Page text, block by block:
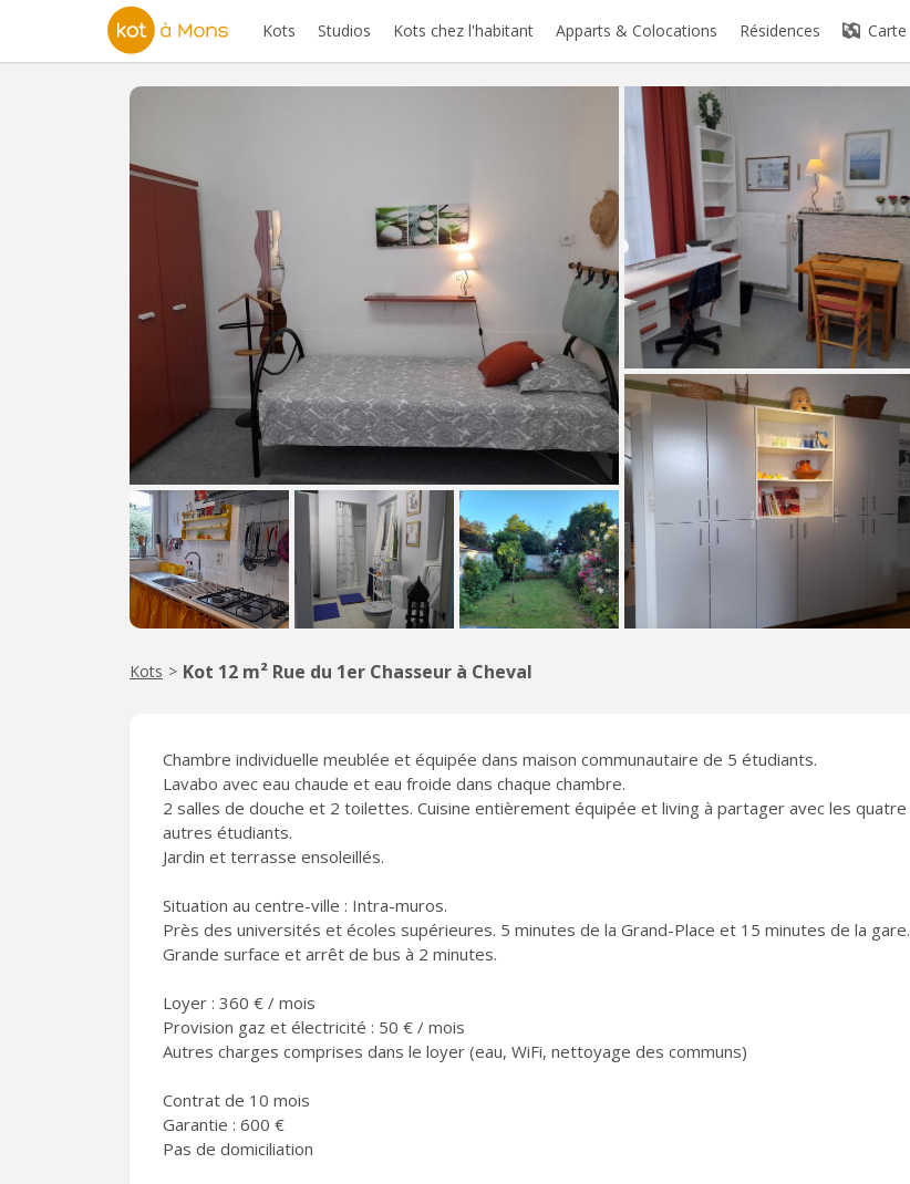
Kots Studios Kots chez l'habitant Apparts & Colocations Résidences Carte
Kots > Kot 12 m² Rue du 1er Chasseur à Cheval
Chambre individuelle meublée et équipée dans maison communautaire de 5 étudiants.
Lavabo avec eau chaude et eau froide dans chaque chambre.
2 salles de douche et 2 toilettes. Cuisine entièrement équipée et living à partager avec les quatre
autres étudiants.
Jardin et terrasse ensoleillés.
Situation au centre-ville : Intra-muros.
Près des universités et écoles supérieures. 5 minutes de la Grand-Place et 15 minutes de la gare.
Grande surface et arrêt de bus à 2 minutes.
Loyer : 360 € / mois
Provision gaz et électricité : 50 € / mois
Autres charges comprises dans le loyer (eau, WiFi, nettoyage des communs)
Contrat de 10 mois
Garantie : 600 €
Pas de domiciliation